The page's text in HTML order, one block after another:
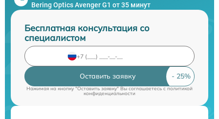
Bering Optics Avenger G1 от 35 минут
Бесплатная консультация со
специалистом
Оставить заявку
Нажимая на кнопку "Оставить заявку" Вы соглашаетесь cполитикой
конфиденциальности